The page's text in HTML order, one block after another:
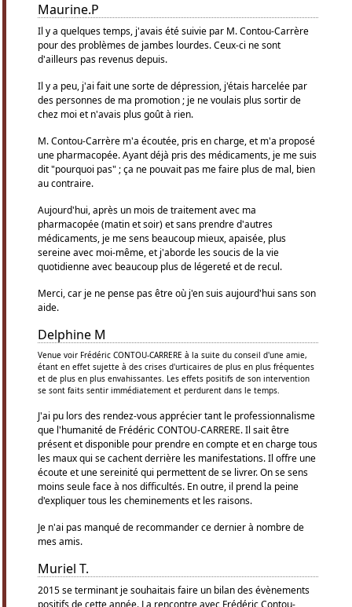
Maurine.P
Il y a quelques temps, j'avais été suivie par M. Contou-Carrère
pour des problèmes de jambes lourdes. Ceux-ci ne sont
d'ailleurs pas revenus depuis.
Il y a peu, j'ai fait une sorte de dépression, j'étais harcelée par
des personnes de ma promotion ; je ne voulais plus sortir de
chez moi et n'avais plus goût à rien.
M. Contou-Carrère m'a écoutée, pris en charge, et m'a proposé
une pharmacopée. Ayant déjà pris des médicaments, je me suis
dit "pourquoi pas" ; ça ne pouvait pas me faire plus de mal, bien
au contraire.
Aujourd'hui, après un mois de traitement avec ma
pharmacopée (matin et soir) et sans prendre d'autres
médicaments, je me sens beaucoup mieux, apaisée, plus
sereine avec moi-même, et j'aborde les soucis de la vie
quotidienne avec beaucoup plus de légereté et de recul.
Merci, car je ne pense pas être où j'en suis aujourd'hui sans son
aide.
Delphine M
Venue voir Frédéric CONTOU-CARRERE à la suite du conseil d'une amie,
étant en effet sujette à des crises d'urticaires de plus en plus fréquentes
et de plus en plus envahissantes. Les effets positifs de son intervention
se sont faits sentir immédiatement et perdurent dans le temps.
J'ai pu lors des rendez-vous apprécier tant le professionnalisme
que l'humanité de Frédéric CONTOU-CARRERE. Il sait être
présent et disponible pour prendre en compte et en charge tous
les maux qui se cachent derrière les manifestations. Il offre une
écoute et une sereinité qui permettent de se livrer. On se sens
moins seule face à nos difficultés. En outre, il prend la peine
d'expliquer tous les cheminements et les raisons.
Je n'ai pas manqué de recommander ce dernier à nombre de
mes amis.
Muriel T.
2015 se terminant je souhaitais faire un bilan des évènements
positifs de cette année. La rencontre avec Frédéric Contou-